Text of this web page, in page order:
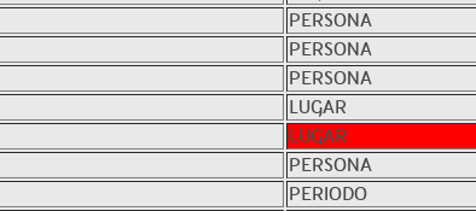
PERSONA
PERSONA
PERSONA
LUGAR
LUGAR
PERSONA
PERIODO